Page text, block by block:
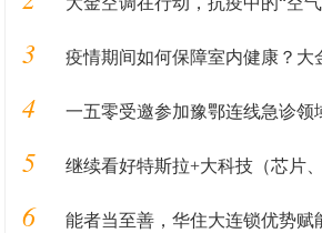
3 疫情期间如何保障室内健康？大
4 一五零受邀参加豫鄂连线急诊领
5 继续看好特斯拉+大科技（芯片
6 能者当至善，华住大连锁优势赋